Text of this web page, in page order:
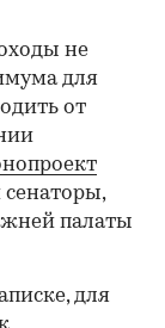
не
для
от
сенаторы,
палаты
для